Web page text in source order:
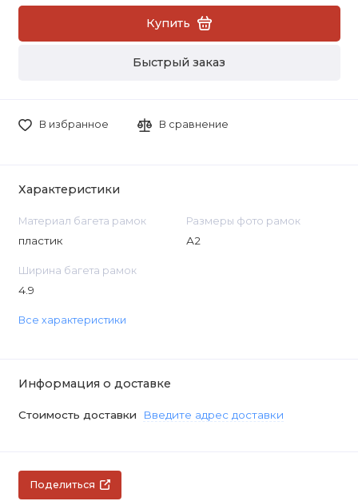
Купить
Быстрый заказ
В избранное В сравнение
Характеристики
Материал багета рамок
пластик
Размеры фото рамок
А2
Ширина багета рамок
4.9
Все характеристики
Информация о доставке
Стоимость доставки Введите адрес доставки
Поделиться